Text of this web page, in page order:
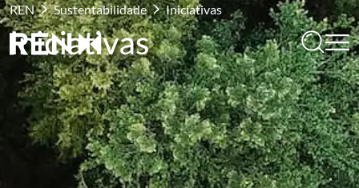
REN Sustentabilidade Iniciativas
Iniciativas